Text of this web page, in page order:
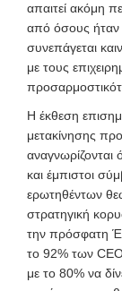
απαιτεί ακόμη
από όσους ήταν
συνεπάγεται
με τους
Η έκθεση
μετακίνησης
αναγνωρίζονται
και έμπιστοι
ερωτηθέντων
στρατηγική
την πρόσφατη
το 92% των
με το 80% να